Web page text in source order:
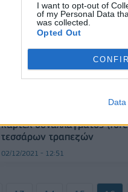
I want to opt-out of
of my Personal Data
was collected.
Opted Out
καρτέλ συναλλάγματος
τεσσάρων τραπεζών
02/12/2021 - 12:51